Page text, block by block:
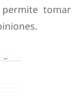
tomar